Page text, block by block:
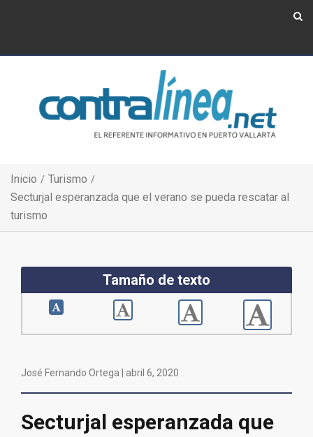
Inicio
Turismo
Secturjal esperanzada que el verano se pueda rescatar al
turismo
Tamaño de texto
José Fernando Ortega | abril 6, 2020
Secturjal esperanzada que